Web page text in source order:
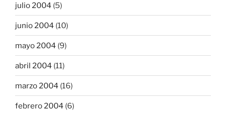
julio 2004 (5)
junio 2004 (10)
mayo 2004 (9)
abril 2004 (11)
marzo 2004 (16)
febrero 2004 (6)